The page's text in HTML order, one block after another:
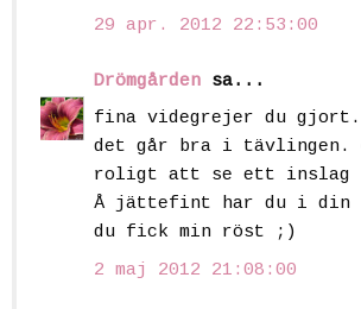
29 apr. 2012 22:53:00
Drömgården sa...
fina videgrejer du gjort.
det går bra i tävlingen.
roligt att se ett inslag
Å jättefint har du i din
du fick min röst ;)
2 maj 2012 21:08:00